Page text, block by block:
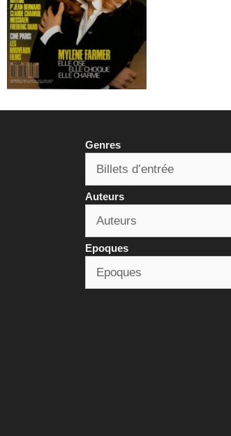
Genres
Auteurs
Epoques